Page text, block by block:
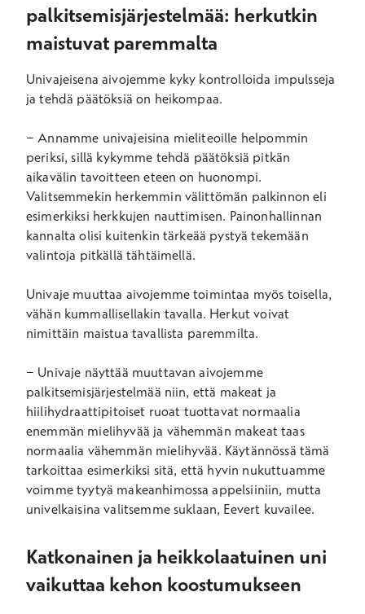
palkitsemisjärjestelmää: herkutkin
maistuvat paremmalta
Univajeisena aivojemme kyky kontrolloida impulsseja
ja tehdä päätöksiä on heikompaa.
− Annamme univajeisina mieliteoille helpommin
periksi, sillä kykymme tehdä päätöksiä pitkän
aikavälin tavoitteen eteen on huonompi.
Valitsemmekin herkemmin välittömän palkinnon eli
esimerkiksi herkkujen nauttimisen. Painonhallinnan
kannalta olisi kuitenkin tärkeää pystyä tekemään
valintoja pitkällä tähtäimellä.
Univaje muuttaa aivojemme toimintaa myös toisella,
vähän kummallisellakin tavalla. Herkut voivat
nimittäin maistua tavallista paremmilta.
− Univaje näyttää muuttavan aivojemme
palkitsemisjärjestelmää niin, että makeat ja
hiilihydraattipitoiset ruoat tuottavat normaalia
enemmän mielihyvää ja vähemmän makeat taas
normaalia vähemmän mielihyvää. Käytännössä tämä
tarkoittaa esimerkiksi sitä, että hyvin nukuttuamme
voimme tyytyä makeanhimossa appelsiiniin, mutta
univelkaisina valitsemme suklaan, Eevert kuvailee.
Katkonainen ja heikkolaatuinen uni
vaikuttaa kehon koostumukseen